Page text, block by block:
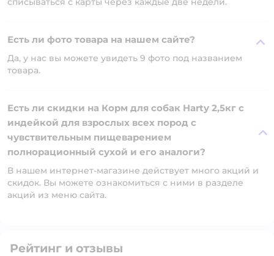
Есть ли фото товара на нашем сайте?
Да, у нас вы можете увидеть 9 фото под названием
товара.
Есть ли скидки на Корм для собак Harty 2,5кг с
индейкой для взрослых всех пород с
чувствительным пищеварением
полнорационный сухой и его аналоги?
В нашем интернет-магазине действует много акций и
скидок. Вы можете ознакомиться с ними в разделе
акций из меню сайта.
Рейтинг и отзывы